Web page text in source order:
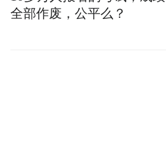
全部作废，公平么？